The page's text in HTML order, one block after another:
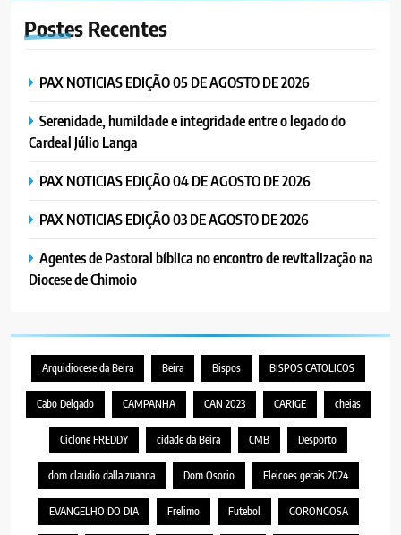
Postes Recentes
PAX NOTICIAS EDIÇÃO 05 DE AGOSTO DE 2026
Serenidade, humildade e integridade entre o legado do
Cardeal Júlio Langa
PAX NOTICIAS EDIÇÃO 04 DE AGOSTO DE 2026
PAX NOTICIAS EDIÇÃO 03 DE AGOSTO DE 2026
Agentes de Pastoral bíblica no encontro de revitalização na
Diocese de Chimoio
Arquidiocese da Beira Beira Bispos BISPOS CATOLICOS
Cabo Delgado CAMPANHA CAN 2023 CARIGE cheias
Ciclone FREDDY cidade da Beira CMB Desporto
dom claudio dalla zuanna Dom Osorio Eleicoes gerais 2024
EVANGELHO DO DIA Frelimo Futebol GORONGOSA